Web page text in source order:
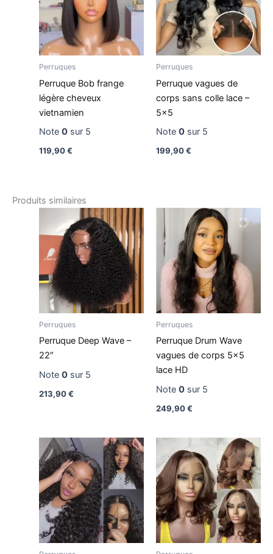
Perruques
Perruque Bob frange
légère cheveux
vietnamien
Note 0sur 5
119,90€
Perruques
Perruque vagues de
corps sans colle lace –
5×5
Note 0sur 5
199,90€
Produits similaires
Perruques
Perruque Deep Wave –
22″
Note 0sur 5
213,90€
Perruques
Perruque Drum Wave
vagues de corps 5×5
lace HD
Note 0sur 5
249,90€